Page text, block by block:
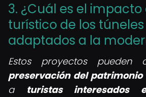
3. ¿Cuál es el
turístico de los
adaptados a la
Estos proyectos pueden
preservación del patrimonio
a turistas interesados